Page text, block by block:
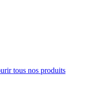
tous nos produits